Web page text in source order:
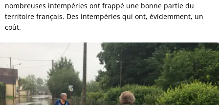
nombreuses intempéries ont frappé une bonne partie du
territoire français. Des intempéries qui ont, évidemment, un
coût.